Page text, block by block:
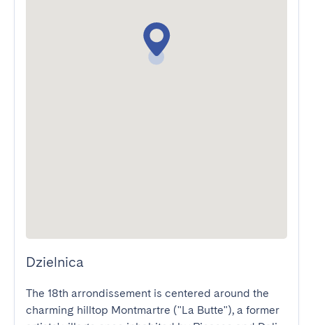
Dzielnica
The 18th arrondissement is centered around the
charming hilltop Montmartre ("La Butte"), a former